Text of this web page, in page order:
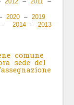
2020– 2019
2014– 2013
comune
sede del